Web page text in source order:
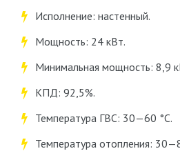
Исполнение: настенный.
Мощность: 24 кВт.
Минимальная мощность: 8,9
КПД: 92,5%.
Температура ГВС: 30—60 °C.
Температура отопления: